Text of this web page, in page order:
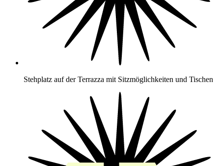
Stehplatz auf der Terrazza mit Sitzmöglichkeiten und Tischen